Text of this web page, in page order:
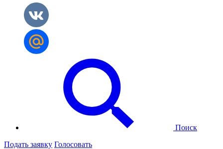
Поиск
Подать заявку Голосовать